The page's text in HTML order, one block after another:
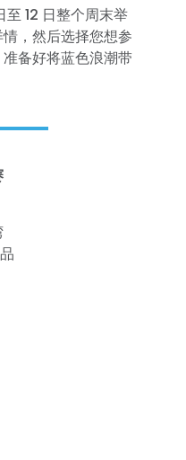
至 12 日整个周末举
，然后选择您想参
备好将蓝色浪潮带